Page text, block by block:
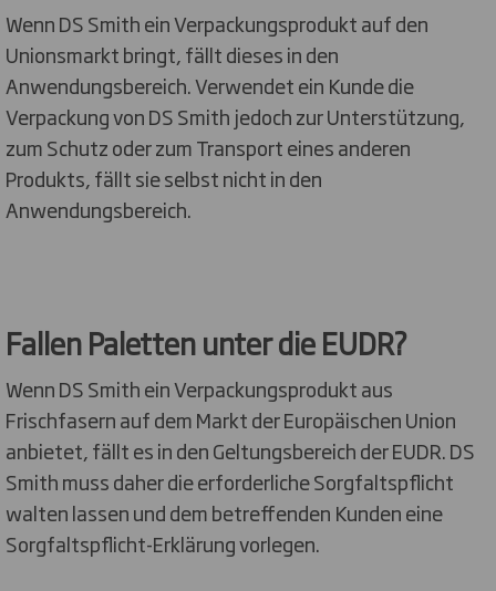
Wenn DS Smith ein Verpackungsprodukt auf den
Unionsmarkt bringt, fällt dieses in den
Anwendungsbereich. Verwendet ein Kunde die
Verpackung von DS Smith jedoch zur Unterstützung,
zum Schutz oder zum Transport eines anderen
Produkts, fällt sie selbst nicht in den
Anwendungsbereich.
Fallen Paletten unter die EUDR?
Wenn DS Smith ein Verpackungsprodukt aus
Frischfasern auf dem Markt der Europäischen Union
anbietet, fällt es in den Geltungsbereich der EUDR. DS
Smith muss daher die erforderliche Sorgfaltspflicht
walten lassen und dem betreffenden Kunden eine
Sorgfaltspflicht-Erklärung vorlegen.